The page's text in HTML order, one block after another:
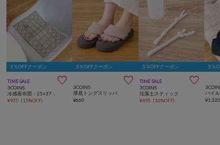
5％OFFクーポン
TIME SALE 
3COINS
¥935 (15%OFF)
5％OFFクーポン

3COINS
厚底トングスリッパ
¥660
5％OFFクーポン
TIME SALE 
3COINS
珪藻土スティック
¥495 (10%OFF)
5％
¥